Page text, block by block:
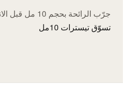
جرّب الرائحة بحجم 10 مل قبل الانتقال إلى اختيار أكبر.
تسوّق تيسترات 10مل